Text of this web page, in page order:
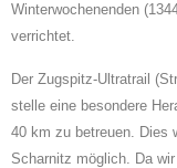
Winterwochenenden
verrichtet.
Der Zugspitz-Ultratrail
stelle eine besondere
40 km zu betreuen. Dies
Scharnitz möglich. Da